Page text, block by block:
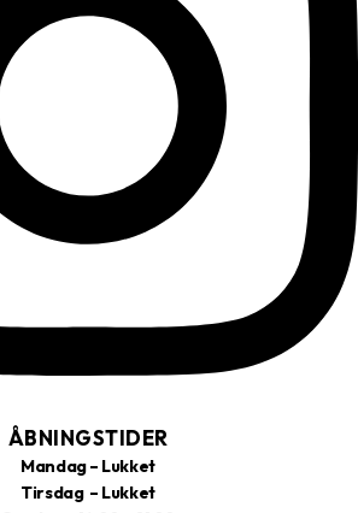
ÅBNINGSTIDER
Mandag – Lukket
Tirsdag – Lukket